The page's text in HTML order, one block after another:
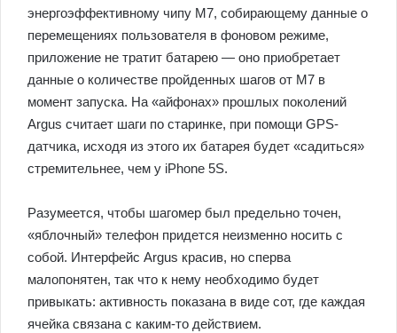
энергоэффективному чипу M7, собирающему данные о
перемещениях пользователя в фоновом режиме,
приложение не тратит батарею — оно приобретает
данные о количестве пройденных шагов от M7 в
момент запуска. На «айфонах» прошлых поколений
Argus считает шаги по старинке, при помощи GPS-
датчика, исходя из этого их батарея будет «садиться»
стремительнее, чем у iPhone 5S.
Разумеется, чтобы шагомер был предельно точен,
«яблочный» телефон придется неизменно носить с
собой. Интерфейс Argus красив, но сперва
малопонятен, так что к нему необходимо будет
привыкать: активность показана в виде сот, где каждая
ячейка связана с каким-то действием.